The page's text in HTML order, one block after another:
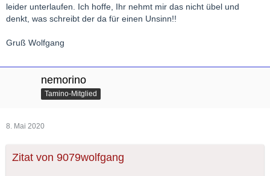
leider unterlaufen. Ich hoffe, Ihr nehmt mir das nicht übel und
denkt, was schreibt der da für einen Unsinn!!
Gruß Wolfgang
nemorino
Tamino-Mitglied
8. Mai 2020
Zitat von 9079wolfgang